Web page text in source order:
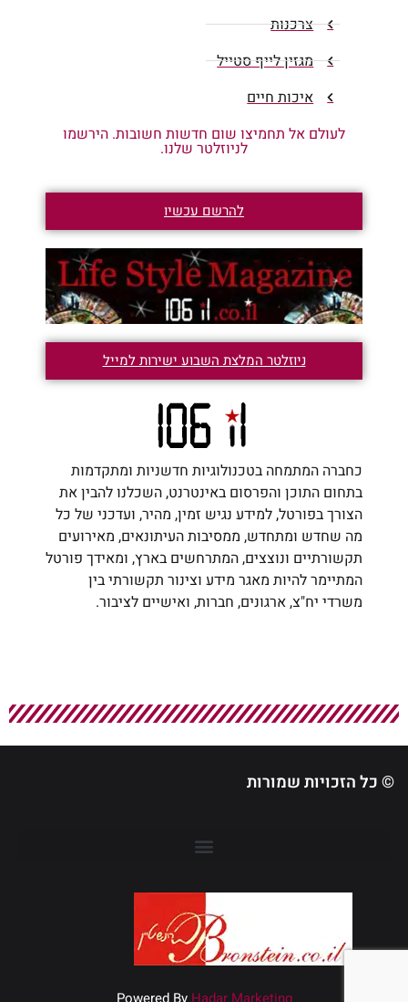
צרכנות
מגזין לייף סטייל
איכות חיים
לעולם אל תחמיצו שום חדשות חשובות. הירשמו
לניוזלטר שלנו.
להרשם עכשיו
ניוזלטר המלצת השבוע ישירות למייל
כחברה המתמחה בטכנולוגיות חדשניות ומתקדמות
בתחום התוכן והפרסום באינטרנט, השכלנו להבין את
הצורך בפורטל, למידע נגיש זמין, מהיר, ועדכני של כל
מה שחדש ומתחדש, ממסיבות העיתונאים, מאירועים
תקשורתיים ונוצצים, המתרחשים בארץ, ומאידך פורטל
המתיימר להיות מאגר מידע וצינור תקשורתי בין
משרדי יח"צ, ארגונים, חברות, ואישיים לציבור.
© כל הזכויות שמורות